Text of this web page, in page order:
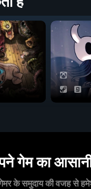
गेम का
के समुदाय की वजह से